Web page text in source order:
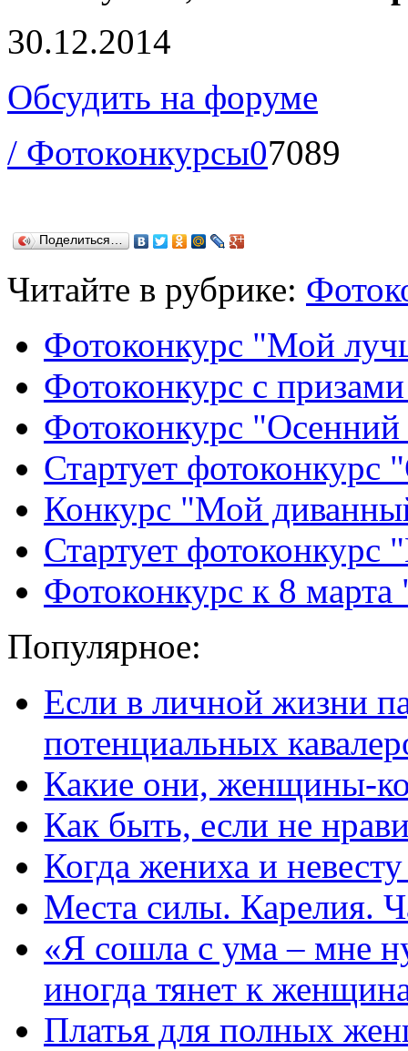
30.12.2014
Обсудить на форуме
/ Фотоконкурсы07089
Поделиться…
Читайте в рубрике:
Фотоконкурс "Мой
Фотоконкурс с
Фотоконкурс
Стартует
Конкурс "Мой
Стартует
Фотоконкурс к 8
Популярное:
Если в личной жизни
потенциальных
Какие они, женщины-
Как быть, если не
Когда жениха и
Места силы. Карелия.
«Я сошла с ума – мне
иногда тянет к
Платья для полных